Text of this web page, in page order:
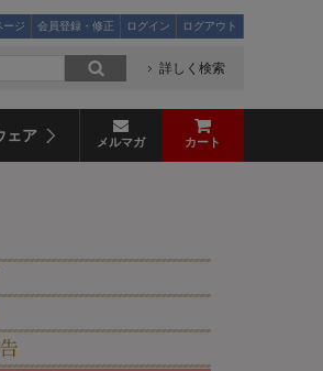
ージ 会員登録・修正 ログイン ログアウト
詳しく検索
ェア メルマガ カート